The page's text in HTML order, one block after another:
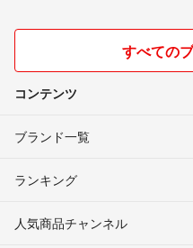
すべての
コンテンツ
ブランド一覧
ランキング
人気商品チャンネル